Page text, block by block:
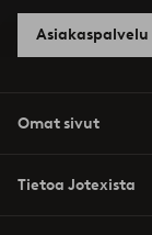
Asiakaspalvelu
Omat sivut
Tietoa Jotexista